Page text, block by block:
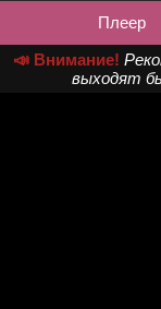
Плеер
📣 Внимание!
выходят